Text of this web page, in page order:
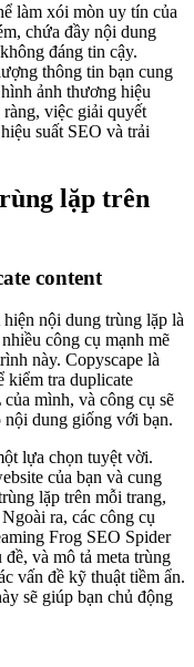
làm xói mòn uy tín của
chứa đầy nội dung
đáng tin cậy.
thông tin bạn cung
ảnh thương hiệu
việc giải quyết
suất SEO và trải
lặp trên
content
nội dung trùng lặp là
công cụ mạnh mẽ
này. Copyscape là
kiểm tra duplicate
mình, và công cụ sẽ
nội dung giống với bạn.
lựa chọn tuyệt vời.
của bạn và cung
lặp trên mỗi trang,
ra, các công cụ
Frog SEO Spider
và mô tả meta trùng
vấn đề kỹ thuật tiềm ẩn.
sẽ giúp bạn chủ động